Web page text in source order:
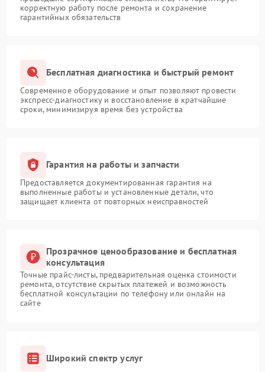
корректную работу после ремонта и сохранение
гарантийных обязательств
Бесплатная диагностика и быстрый ремонт
Современное оборудование и опыт позволяют провести
экспресс-диагностику и восстановление в кратчайшие
сроки, минимизируя время без устройства
Гарантия на работы и запчасти
Предоставляется документированная гарантия на
выполненные работы и установленные детали, что
защищает клиента от повторных неисправностей
Прозрачное ценообразование и бесплатная
консультация
Точные прайс-листы, предварительная оценка стоимости
ремонта, отсутствие скрытых платежей и возможность
бесплатной консультации по телефону или онлайн на
сайте
Широкий спектр услуг